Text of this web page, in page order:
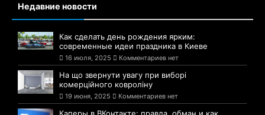
Недавние новости
Как сделать день рождения ярким:
современные идеи праздника в Киеве
16 июля, 2025 Комментариев нет
На що звернути увагу при виборі
комерційного ковроліну
19 июня, 2025 Комментариев нет